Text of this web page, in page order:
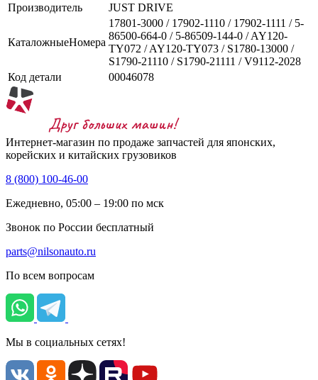
Производитель
JUST DRIVE
КаталожныеНомера
17801-3000 / 17902-1110 / 17902-1111 / 5-
86500-664-0 / 5-86509-144-0 / AY120-
TY072 / AY120-TY073 / S1780-13000 /
S1790-21110 / S1790-21111 / V9112-2028
Код детали
00046078
Интернет-магазин по продаже запчастей для японских,
корейских и китайских грузовиков
8 (800) 100-46-00
Ежедневно, 05:00 – 19:00 по мск
Звонок по России бесплатный
parts@nilsonauto.ru
По всем вопросам
Мы в социальных сетях!